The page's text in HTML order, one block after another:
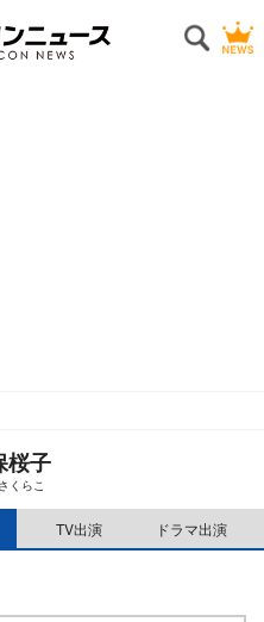
桜子
くらこ
TV出演 ドラマ出演